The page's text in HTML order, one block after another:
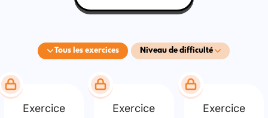
Tous les exercices Niveau de difficulté
Exercice Exercice Exercice